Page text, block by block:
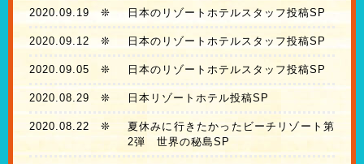
2020.09.19 ❊ 日本のリゾートホテルスタッフ投稿SP
2020.09.12 ❊ 日本のリゾートホテルスタッフ投稿SP
2020.09.05 ❊ 日本のリゾートホテルスタッフ投稿SP
2020.08.29 ❊ 日本リゾートホテル投稿SP
2020.08.22 ❊
夏休みに行きたかったビーチリゾート第
2弾 世界の秘島SP